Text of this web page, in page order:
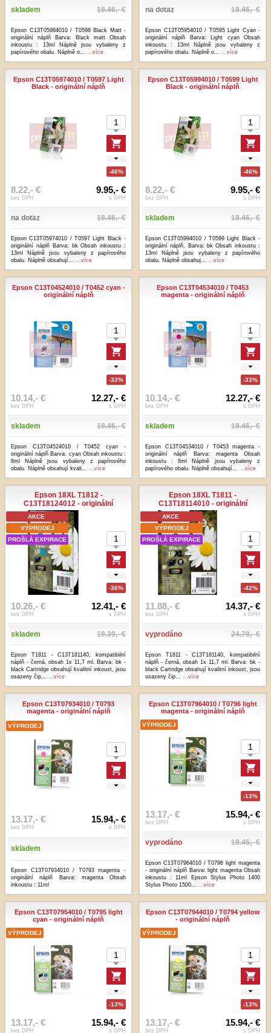
skladem 18.46,- €
Epson C13T05984010 / T0598 Black Matt -
originální náplň Barva: Black matt Obsah
inkoustu : 13ml Náplně jsou vybaleny z
papírového obalu. Náplně o... ...více
na dotaz 18.46,- €
Epson C13T05954010 / T0595 Light Cyan -
originální náplň Barva: Light cyan Obsah
inkoustu : 13ml Náplně jsou vybaleny z
papírového obalu. Náplně o... ...více
Epson C13T05974010 / T0597 Light
Black - originální náplň
-46%
8.22,- €
bez DPH
9.95,- €
s DPH
na dotaz 18.46,- €
Epson C13T05974010 / T0597 Light Black -
originální náplň Barva: bk Obsah inkoustu :
13ml Náplně jsou vybaleny z papírového
obalu. Náplně obsahují... ...více
Epson C13T05994010 / T0599 Light
Black - originální náplň
-46%
8.22,- €
bez DPH
9.95,- €
s DPH
skladem 18.46,- €
Epson C13T05994010 / T0599 Light Black -
originální náplň. Barva: bk Obsah inkoustu :
13ml Náplně jsou vybaleny z papírového
obalu. Náplně obsahuj... ...více
Epson C13T04524010 / T0452 cyan -
originální náplň
-33%
10.14,- €
bez DPH
12.27,- €
s DPH
skladem 18.46,- €
Epson C13T04524010 / T0452 cyan -
originální náplň Barva: cyan Obsah inkoustu :
8ml Náplně jsou vybaleny z papírového
obalu. Náplně obsahují kvali... ...více
Epson C13T04534010 / T0453
magenta - originální náplň
-33%
10.14,- €
bez DPH
12.27,- €
s DPH
skladem 18.46,- €
Epson C13T04534010 / T0453 magenta -
originální náplň Barva: magenta Obsah
inkoustu : 8ml Náplně jsou vybaleny z
papírového obalu. Náplně obsahují... ...více
Epson 18XL T1812 -
C13T18124012 - originální
AKCE
VÝPRODEJ
PROŠLÁ EXPIRACE
-36%
10.26,- €
bez DPH
12.41,- €
s DPH
skladem 19.39,- €
Epson T1811 - C13T181140, kompatibilní
náplň - černá, obsah 1x 11,7 ml. Barva: bk -
black Cartridge obsahují kvalitní inkoust, jsou
osazeny čip... ...více
Epson 18XL T1811 -
C13T18114010 - originální
AKCE
VÝPRODEJ
PROŠLÁ EXPIRACE
-42%
11.88,- €
bez DPH
14.37,- €
s DPH
vyprodáno 24.78,- €
Epson T1811 - C13T181140, kompatibilní
náplň - černá, obsah 1x 11,7 ml. Barva: bk -
black Cartridge obsahují kvalitní inkoust, jsou
osazeny čip... ...více
Epson C13T07934010 / T0793
magenta - originální náplň
VÝPRODEJ
13.17,- €
bez DPH
15.94,- €
s DPH
skladem
Epson C13T07934010 / T0793 magenta -
originální náplň Barva: magenta Obsah
inkoustu : 11ml
Epson C13T07964010 / T0796 light
magenta - originální náplň
VÝPRODEJ
-13%
13.17,- €
bez DPH
15.94,- €
s DPH
vyprodáno 18.46,- €
Epson C13T07964010 / T0796 light magenta
- originální náplň Barva: light magenta Obsah
inkoustu : 11ml Epson Stylus Photo 1400
Stylus Photo 1500... ...více
Epson C13T07954010 / T0795 light
cyan - originální náplň
VÝPRODEJ
-13%
13.17,- €
bez DPH
15.94,- €
s DPH
Epson C13T07944010 / T0794 yellow
- originální náplň
VÝPRODEJ
-13%
13.17,- €
bez DPH
15.94,- €
s DPH